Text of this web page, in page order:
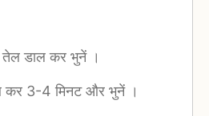
डाल कर भुनें ।
कर 3-4 मिनट और भुनें ।